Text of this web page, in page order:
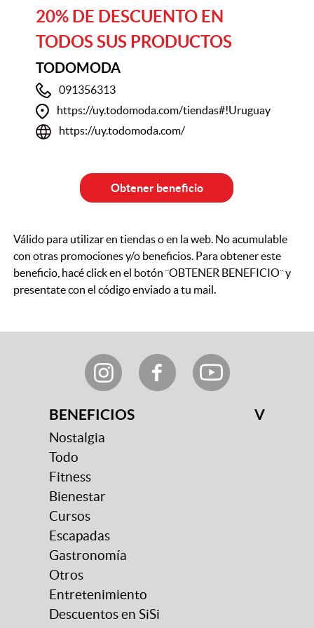
20% DE DESCUENTO EN
TODOS SUS PRODUCTOS
TODOMODA
091356313
https://uy.todomoda.com/tiendas#!Uruguay
https://uy.todomoda.com/
Obtener beneficio
Válido para utilizar en tiendas o en la web. No acumulable
con otras promociones y/o beneficios. Para obtener este
beneficio, hacé click en el botón ¨OBTENER BENEFICIO¨ y
presentate con el código enviado a tu mail.
BENEFICIOS V
Nostalgia
Todo
Fitness
Bienestar
Cursos
Escapadas
Gastronomía
Otros
Entretenimiento
Descuentos en SiSi